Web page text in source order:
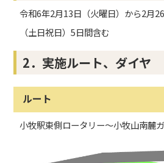
令和6年2月13日（火曜日）から2月
（土日祝日）5日間含む
2．実施ルート、ダイヤ
ルート
小牧駅東側ロータリー～小牧山南麓